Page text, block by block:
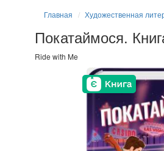
Главная Художественная
Покатаймося.
Ride with Me